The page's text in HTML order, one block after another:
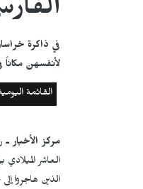
في ذاكرة
لأنفسهن
القائمة
مركز الأخبار ـ
العاشر
الذين هاجروا